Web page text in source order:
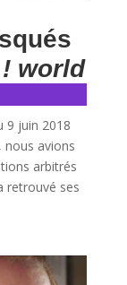
world
9 juin 2018
nous avions
arbitrés
retrouvé ses